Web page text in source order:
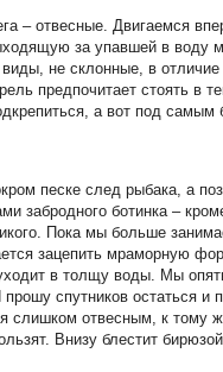
– отвесные. Двигаемся
за упавшей в воду
не склонные, в
предпочитает стоять в
а вот под
песке след рыбака, а
забродного ботинка –
Пока мы больше
зацепить мраморную
в толщу воды. Мы
спутников остаться и
слишком отвесным, к тому
Внизу блестит